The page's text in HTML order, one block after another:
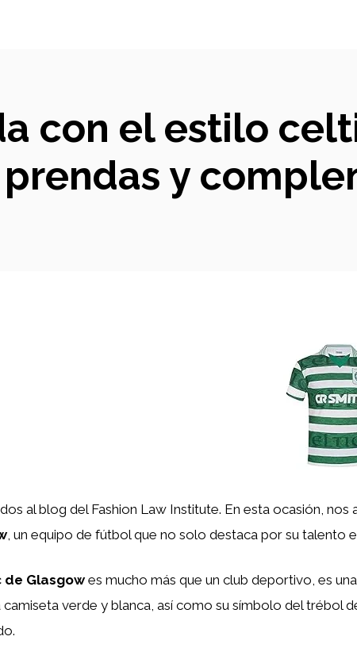
con el estilo
y
al blog del Fashion Law Institute. En esta ocasión,
, un equipo de fútbol que no solo destaca por su
de Glasgow es mucho más que un club deportivo, es
camiseta verde y blanca, así como su símbolo del trébol